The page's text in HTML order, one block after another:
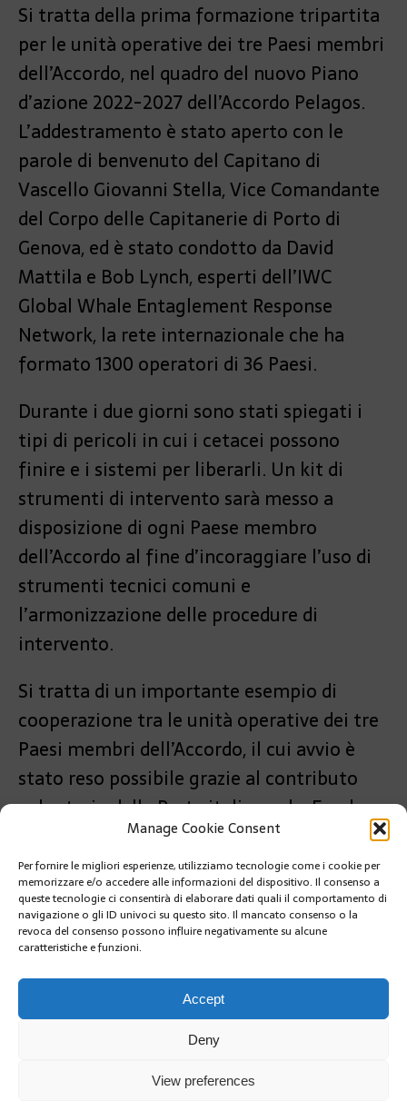
Manage Cookie Consent
Per fornire le migliori esperienze, utilizziamo tecnologie come i cookie per
memorizzare e/o accedere alle informazioni del dispositivo. Il consenso a
queste tecnologie ci consentirà di elaborare dati quali il comportamento di
navigazione o gli ID univoci su questo sito. Il mancato consenso o la
revoca del consenso possono influire negativamente su alcune
caratteristiche e funzioni.
Accept
Deny
View preferences
Si tratta della prima formazione tripartita
per le unità operative dei tre Paesi membri
dell’Accordo, nel quadro del nuovo Piano
d’azione 2022-2027 dell’Accordo Pelagos.
L’addestramento è stato aperto con le
parole di benvenuto del Capitano di
Vascello Giovanni Stella, Vice Comandante
del Corpo delle Capitanerie di Porto di
Genova, ed è stato condotto da David
Mattila e Bob Lynch, esperti dell’IWC
Global Whale Entaglement Response
Network, la rete internazionale che ha
formato 1300 operatori di 36 Paesi.
Durante i due giorni sono stati spiegati i
tipi di pericoli in cui i cetacei possono
finire e i sistemi per liberarli. Un kit di
strumenti di intervento sarà messo a
disposizione di ogni Paese membro
dell’Accordo al fine d’incoraggiare l’uso di
strumenti tecnici comuni e
l’armonizzazione delle procedure di
intervento.
Si tratta di un importante esempio di
cooperazione tra le unità operative dei tre
Paesi membri dell’Accordo, il cui avvio è
stato reso possibile grazie al contributo
volontario della Parte italiana al « Fondo
volontario Pelagos ».
PRÉCÉDENT
IL « CENTRE SPERANZA ALBERT II » APRE ANCHE AI
RESIDENTI